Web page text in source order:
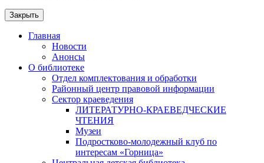
Закрыть
Главная
Новости
Анонсы
О библиотеке
Отдел комплектования и обработки
Районный центр правовой информации
Сектор краеведения
ЛИТЕРАТУРНО-КРАЕВЕДЧЕСКИЕ
ЧТЕНИЯ
Музеи
Подростково-молодежный клуб по
интересам «Горница»